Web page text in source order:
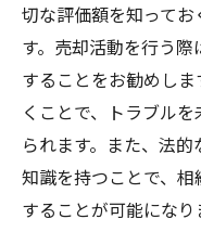
切な評価額を知って
す。売却活動を行う
することをお勧めし
くことで、トラブル
られます。また、法的
知識を持つことで、
することが可能になり